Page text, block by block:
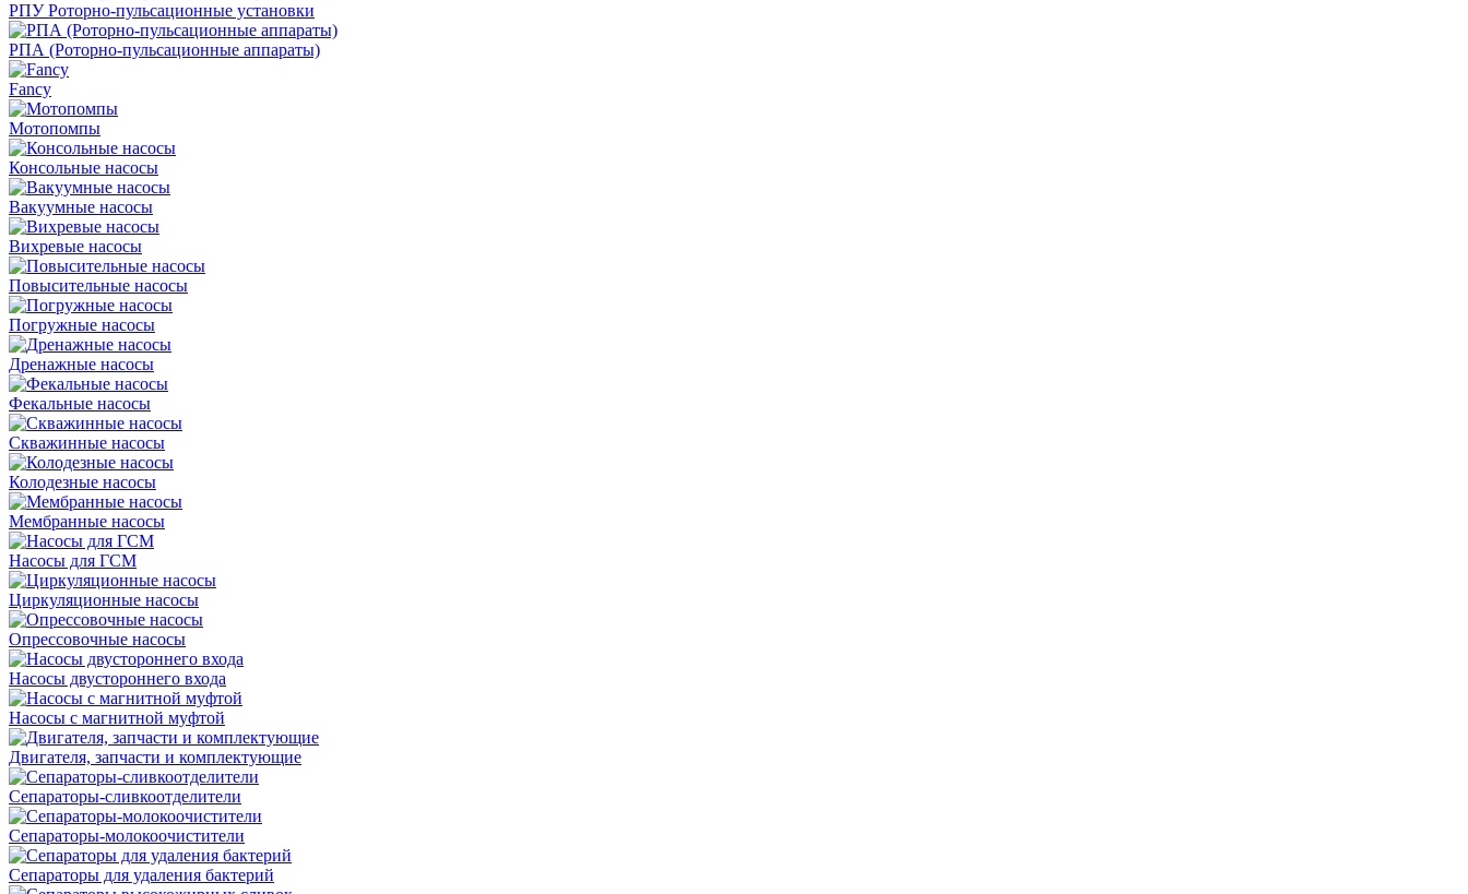
РПУ Роторно-пульсационные установки
РПА (Роторно-пульсационные аппараты)
Fancy
Мотопомпы
Консольные насосы
Вакуумные насосы
Вихревые насосы
Повысительные насосы
Погружные насосы
Дренажные насосы
Фекальные насосы
Скважинные насосы
Колодезные насосы
Мембранные насосы
Насосы для ГСМ
Циркуляционные насосы
Опрессовочные насосы
Насосы двустороннего входа
Насосы с магнитной муфтой
Двигателя, запчасти и комплектующие
Сепараторы-сливкоотделители
Сепараторы-молокоочистители
Сепараторы для удаления бактерий